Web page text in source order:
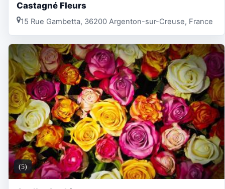
Castagné Fleurs
15 Rue Gambetta, 36200 Argenton-sur-Creuse, France
(5)